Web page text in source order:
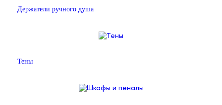
Держатели ручного душа
Тены